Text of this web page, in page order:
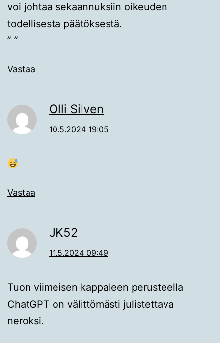
voi johtaa sekaannuksiin oikeuden
todellisesta päätöksestä.
” ”
Vastaa
Olli Silven
10.5.2024 19:05
Vastaa
JK52
11.5.2024 09:49
Tuon viimeisen kappaleen perusteella
ChatGPT on välittömästi julistettava
neroksi.